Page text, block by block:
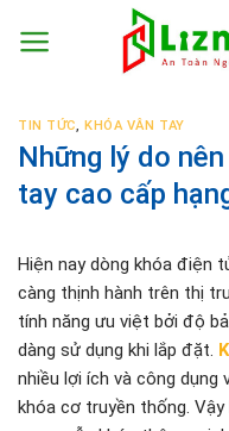
TIN TỨC,KHÓA VÂN TAY
Những lý do
tay cao cấp
Hiện nay dòng khóa điện
càng thịnh hành trên thị
tính năng ưu việt bởi độ
dàng sử dụng khi lắp đặt.
nhiều lợi ích và công
khóa cơ truyền thống.